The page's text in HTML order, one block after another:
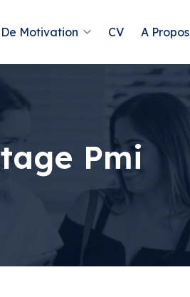
Motivation CV A Propos
Pmi